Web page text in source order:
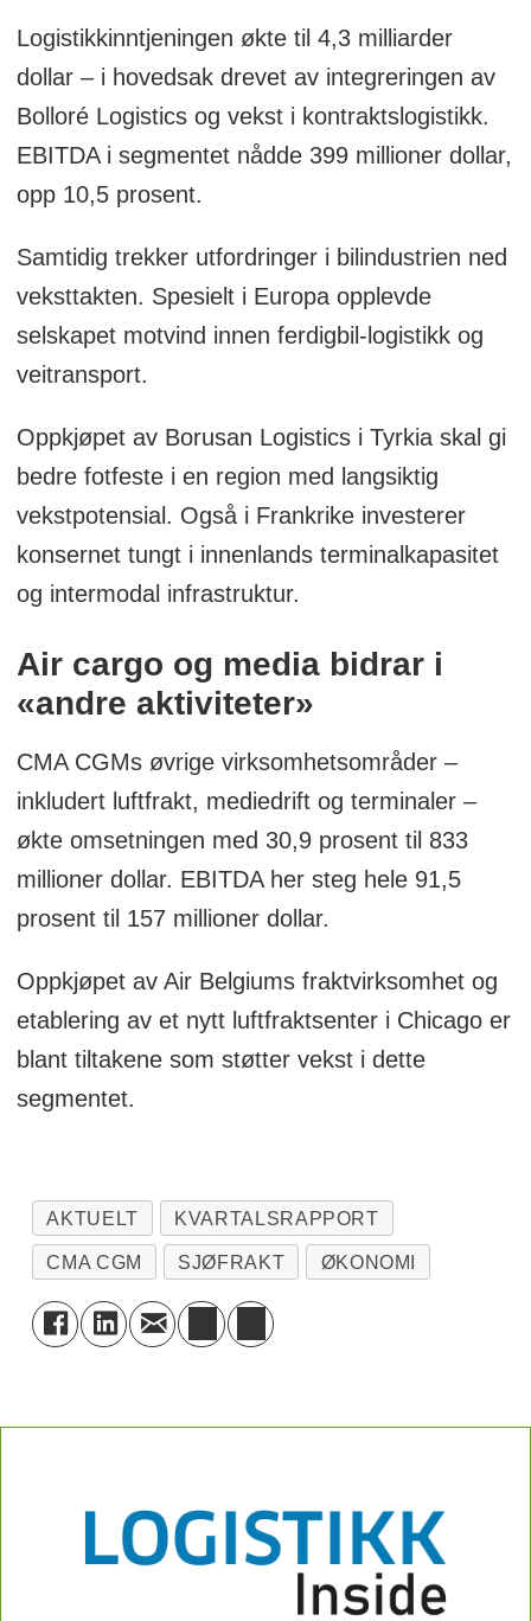
Logistikkinntjeningen økte til 4,3 milliarder
dollar – i hovedsak drevet av integreringen av
Bolloré Logistics og vekst i kontraktslogistikk.
EBITDA i segmentet nådde 399 millioner dollar,
opp 10,5 prosent.
Samtidig trekker utfordringer i bilindustrien ned
veksttakten. Spesielt i Europa opplevde
selskapet motvind innen ferdigbil-logistikk og
veitransport.
Oppkjøpet av Borusan Logistics i Tyrkia skal gi
bedre fotfeste i en region med langsiktig
vekstpotensial. Også i Frankrike investerer
konsernet tungt i innenlands terminalkapasitet
og intermodal infrastruktur.
Air cargo og media bidrar i
«andre aktiviteter»
CMA CGMs øvrige virksomhetsområder –
inkludert luftfrakt, mediedrift og terminaler –
økte omsetningen med 30,9 prosent til 833
millioner dollar. EBITDA her steg hele 91,5
prosent til 157 millioner dollar.
Oppkjøpet av Air Belgiums fraktvirksomhet og
etablering av et nytt luftfraktsenter i Chicago er
blant tiltakene som støtter vekst i dette
segmentet.
AKTUELT KVARTALSRAPPORT
CMA CGM SJØFRAKT ØKONOMI